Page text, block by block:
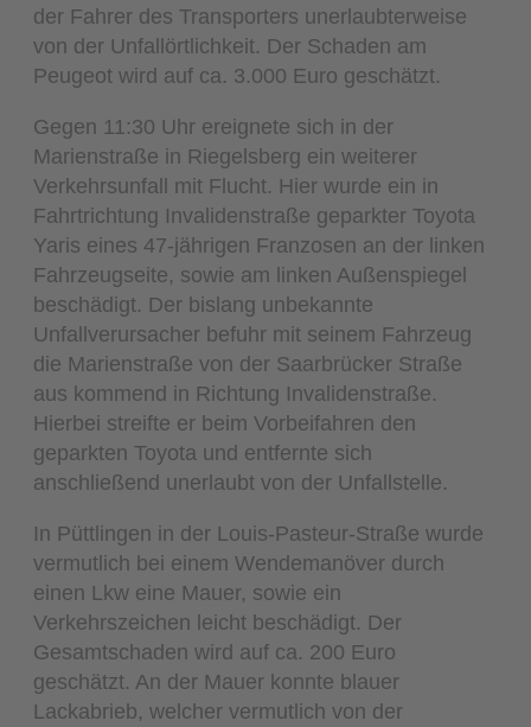
der Fahrer des Transporters unerlaubterweise
von der Unfallörtlichkeit. Der Schaden am
Peugeot wird auf ca. 3.000 Euro geschätzt.
Gegen 11:30 Uhr ereignete sich in der
Marienstraße in Riegelsberg ein weiterer
Verkehrsunfall mit Flucht. Hier wurde ein in
Fahrtrichtung Invalidenstraße geparkter Toyota
Yaris eines 47-jährigen Franzosen an der linken
Fahrzeugseite, sowie am linken Außenspiegel
beschädigt. Der bislang unbekannte
Unfallverursacher befuhr mit seinem Fahrzeug
die Marienstraße von der Saarbrücker Straße
aus kommend in Richtung Invalidenstraße.
Hierbei streifte er beim Vorbeifahren den
geparkten Toyota und entfernte sich
anschließend unerlaubt von der Unfallstelle.
In Püttlingen in der Louis-Pasteur-Straße wurde
vermutlich bei einem Wendemanöver durch
einen Lkw eine Mauer, sowie ein
Verkehrszeichen leicht beschädigt. Der
Gesamtschaden wird auf ca. 200 Euro
geschätzt. An der Mauer konnte blauer
Lackabrieb, welcher vermutlich von der